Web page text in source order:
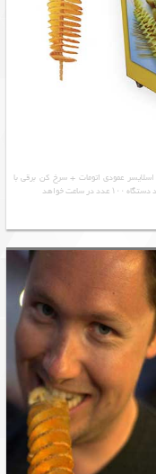
عمودی اتومات + سرخ کن برقی با
خواهد